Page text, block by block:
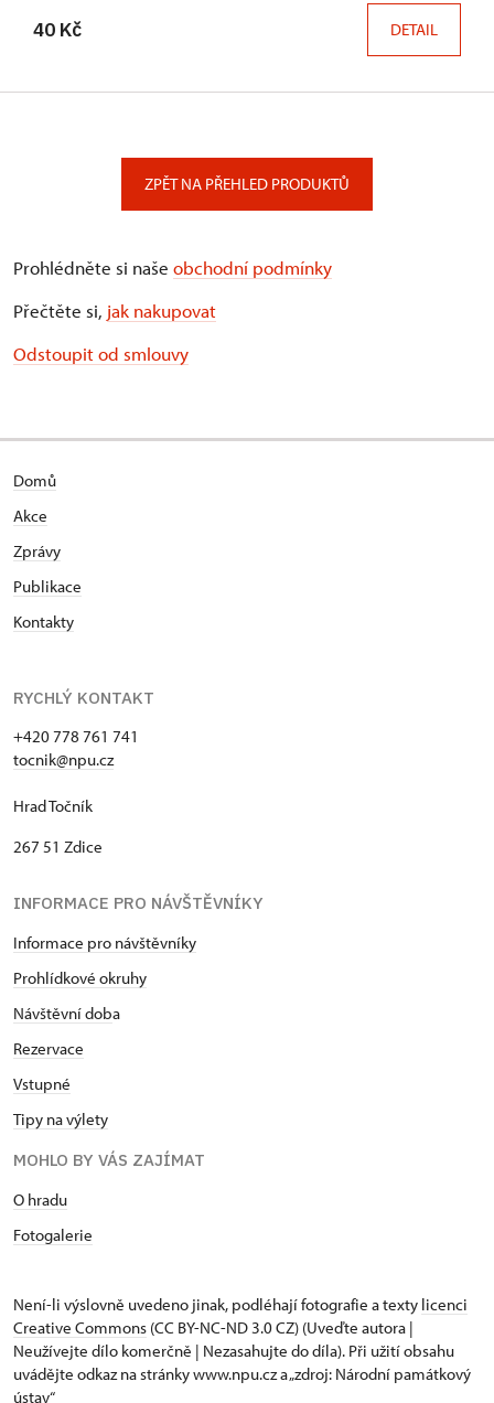
40 Kč DETAIL
ZPĚT NA PŘEHLED PRODUKTŮ
Prohlédněte si naše obchodní podmínky
Přečtěte si, jak nakupovat
Odstoupit od smlouvy
Domů
Akce
Zprávy
Publikace
Kontakty
RYCHLÝ KONTAKT
+420 778 761 741
tocnik@npu.cz
Hrad Točník
267 51 Zdice
INFORMACE PRO NÁVŠTĚVNÍKY
Informace pro návštěvníky
Prohlídkové okruhy
Návštěvní doba
Rezervace
Vstupné
Tipy na výlety
MOHLO BY VÁS ZAJÍMAT
O hradu
Fotogalerie
Není-li výslovně uvedeno jinak, podléhají fotografie a texty licenci
Creative Commons (CC BY-NC-ND 3.0 CZ) (Uveďte autora |
Neužívejte dílo komerčně | Nezasahujte do díla). Při užití obsahu
uvádějte odkaz na stránky www.npu.cz a „zdroj: Národní památkový
ústav“